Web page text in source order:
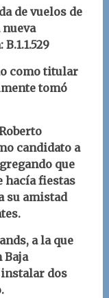
de vuelos de
como titular
tomó
candidato a
que
hacía fiestas
su amistad
a la que
Baja
dos